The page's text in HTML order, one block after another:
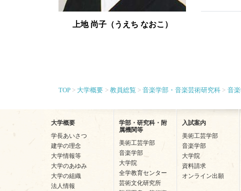
上地 尚子（うえち なおこ）
TOP 大学概要 教員総覧 音楽学部・音楽芸術研究科 音
大学概要
学長あいさつ
建学の理念
大学情報等
大学のあゆみ
大学の組織
法人情報
学部・研究科・附
属機関等
美術工芸学部
音楽学部
大学院
全学教育センター
芸術文化研究所
入試案内
美術工芸学部
音楽学部
大学院
資料請求
オンライン出願